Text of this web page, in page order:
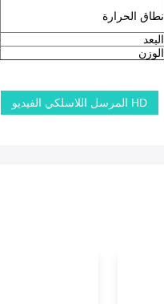
نطاق الحرارة
البعد
الوزن
HD المرسل اللاسلكي الفيديو